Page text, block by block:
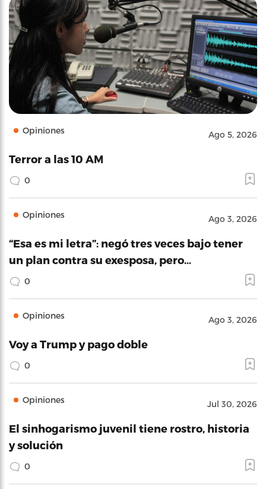
Opiniones Ago 5, 2026
Terror a las 10 AM
0
Opiniones Ago 3, 2026
“Esa es mi letra”: negó tres veces bajo tener
un plan contra su exesposa, pero…
0
Opiniones Ago 3, 2026
Voy a Trump y pago doble
0
Opiniones Jul 30, 2026
El sinhogarismo juvenil tiene rostro, historia
y solución
0